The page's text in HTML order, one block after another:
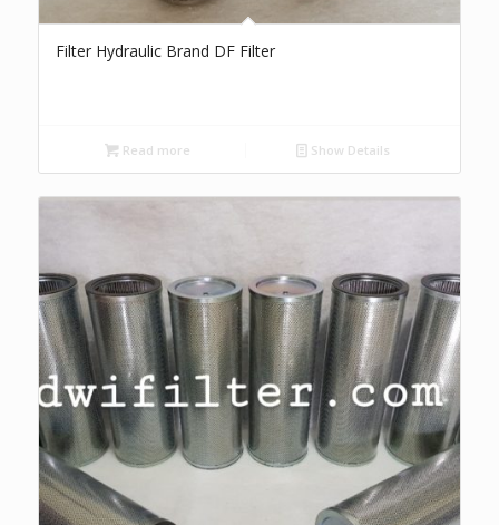
Filter Hydraulic Brand DF Filter
Read more Show Details